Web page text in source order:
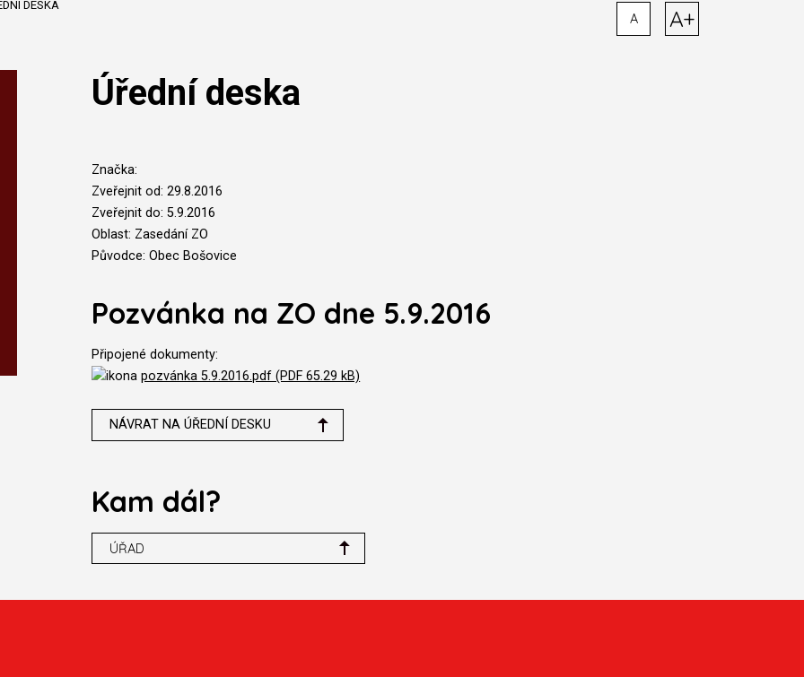
DESKA
A A+
Úřední deska
Značka:
Zveřejnit od: 29.8.2016
Zveřejnit do: 5.9.2016
Oblast: Zasedání ZO
Původce: Obec Bošovice
Pozvánka na ZO dne 5.9.2016
Připojené dokumenty:
pozvánka 5.9.2016.pdf (PDF 65.29 kB)
NÁVRAT NA ÚŘEDNÍ DESKU
Kam dál?
ÚŘAD